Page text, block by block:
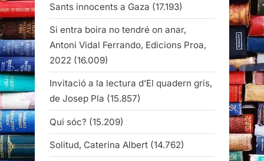
Sants innocents a Gaza (17.193)
Si entra boira no tendré on anar,
Antoni Vidal Ferrando, Edicions Proa,
2022 (16.009)
Invitació a la lectura d’El quadern gris,
de Josep Pla (15.857)
Qui sóc? (15.209)
Solitud, Caterina Albert (14.762)